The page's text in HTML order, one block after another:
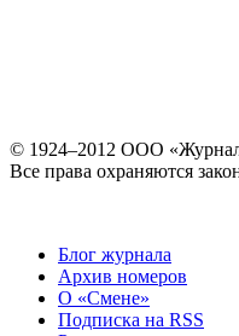
© 1924–2012 ООО
Все права охраняются
Блог журнала
Архив номеров
О «Смене»
Подписка на RSS